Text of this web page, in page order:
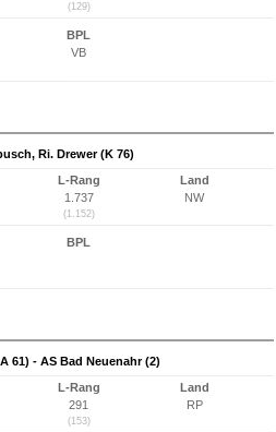
(129)
BPL
VB
Ri. Drewer (K 76)
L-Rang
1.737
(1.152)
Land
NW
BPL
61) - AS Bad Neuenahr (2)
L-Rang
291
(153)
Land
RP